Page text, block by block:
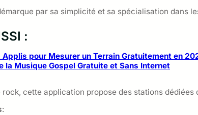
par sa simplicité et sa spécialisation dans
:
Applis pour Mesurer un Terrain Gratuitement en
la Musique Gospel Gratuite et Sans Internet
rock, cette application propose des stations
: